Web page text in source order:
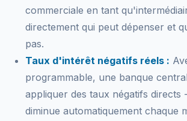
commerciale en tant
directement qui peut dépenser et
pas.
Taux d'intérêt négatifs réels :
programmable, une banque
appliquer des taux négatifs directs
diminue automatiquement chaque